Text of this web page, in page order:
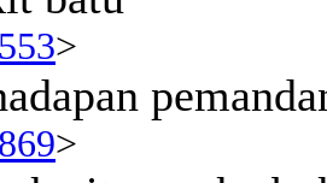
>
>